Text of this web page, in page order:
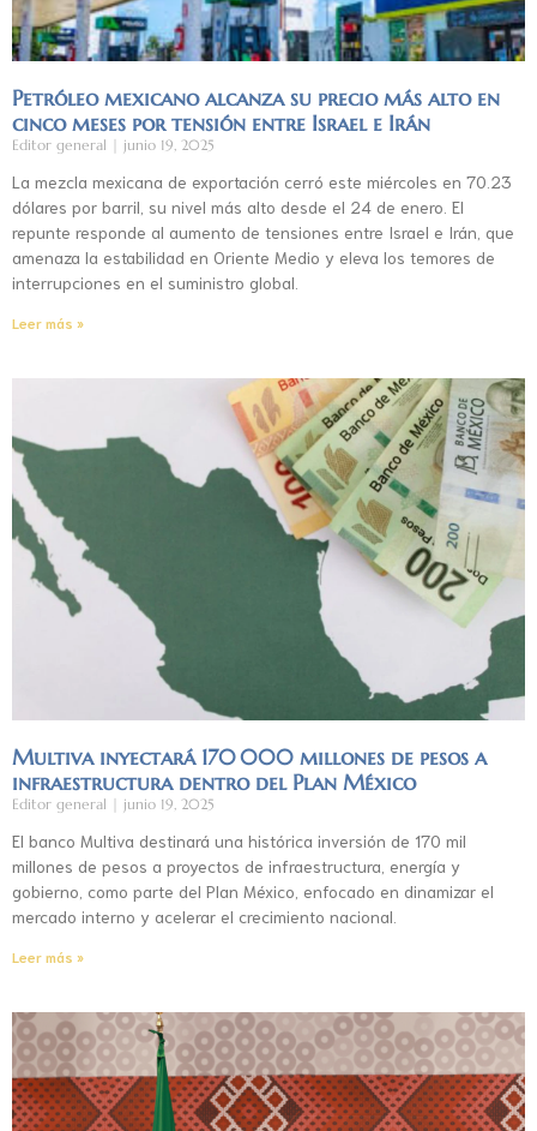
Petróleo mexicano alcanza su precio más alto en
cinco meses por tensión entre Israel e Irán
Editor general junio 19, 2025
La mezcla mexicana de exportación cerró este miércoles en 70.23
dólares por barril, su nivel más alto desde el 24 de enero. El
repunte responde al aumento de tensiones entre Israel e Irán, que
amenaza la estabilidad en Oriente Medio y eleva los temores de
interrupciones en el suministro global.
Leer más »
Multiva inyectará 170 000 millones de pesos a
infraestructura dentro del Plan México
Editor general junio 19, 2025
El banco Multiva destinará una histórica inversión de 170 mil
millones de pesos a proyectos de infraestructura, energía y
gobierno, como parte del Plan México, enfocado en dinamizar el
mercado interno y acelerar el crecimiento nacional.
Leer más »